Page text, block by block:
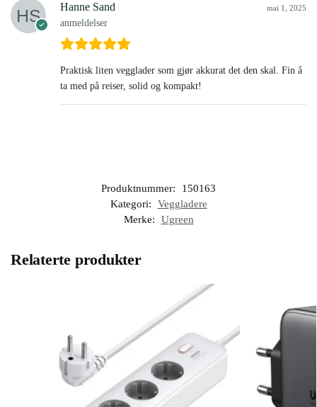
Hanne Sand
anmeldelser
mai 1, 2025
Praktisk liten vegglader som gjør akkurat det den skal. Fin å
ta med på reiser, solid og kompakt!
Produktnummer:
150163
Kategori:
Veggladere
Merke:
Ugreen
Relaterte produkter